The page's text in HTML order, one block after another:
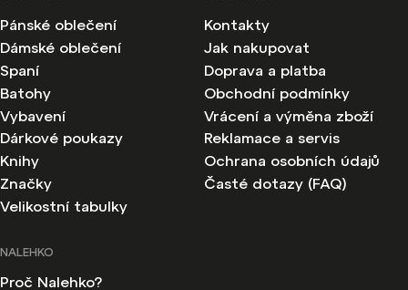
Pánské oblečení
Dámské oblečení
Spaní
Batohy
Vybavení
Dárkové poukazy
Knihy
Značky
Velikostní tabulky
Kontakty
Jak nakupovat
Doprava a platba
Obchodní podmínky
Vrácení a výměna zboží
Reklamace a servis
Ochrana osobních údajů
Časté dotazy (FAQ)
NALEHKO
Proč Nalehko?